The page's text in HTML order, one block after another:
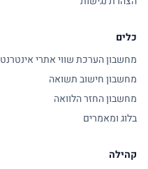
כלים
מחשבון הערכת שווי אתרי אינטרנט
מחשבון חישוב תשואה
מחשבון החזר הלוואה
בלוג ומאמרים
קהילה